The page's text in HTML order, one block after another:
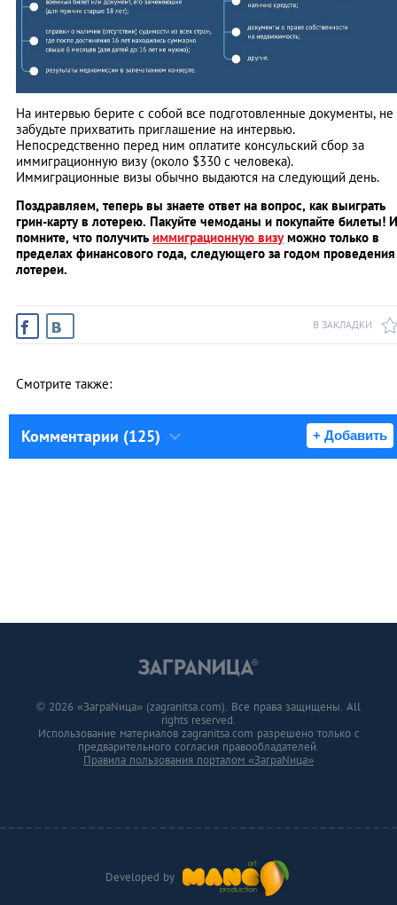
На интервью берите с собой все подготовленные документы, не
забудьте прихватить приглашение на интервью.
Непосредственно перед ним оплатите консульский сбор за
иммиграционную визу (около $330 с человека).
Иммиграционные визы обычно выдаются на следующий день.
Поздравляем, теперь вы знаете ответ на вопрос, как выиграть
грин-карту в лотерею. Пакуйте чемоданы и покупайте билеты! И
помните, что получить иммиграционную визуможно только в
пределах финансового года, следующего за годом проведения
лотереи.
В ЗАКЛАДКИ
Смотрите также:
Комментарии (125) + Добавить
Developed by
© 2026 «ЗаграNица» (zagranitsa.com). Все права защищены. All
rights reserved.
Использование материалов zagranitsa.com разрешено только с
предварительного согласия правообладателей.
Правила пользования порталом «ЗаграNица»